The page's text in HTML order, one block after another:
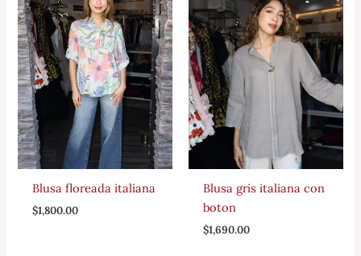
Blusa floreada italiana
$1,800.00
Blusa gris italiana con
boton
$1,690.00